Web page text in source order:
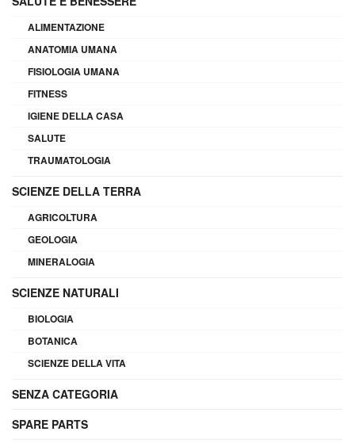
ALIMENTAZIONE
ANATOMIA UMANA
FISIOLOGIA UMANA
FITNESS
IGIENE DELLA CASA
SALUTE
TRAUMATOLOGIA
SCIENZE DELLA TERRA
AGRICOLTURA
GEOLOGIA
MINERALOGIA
SCIENZE NATURALI
BIOLOGIA
BOTANICA
SCIENZE DELLA VITA
SENZA CATEGORIA
SPARE PARTS